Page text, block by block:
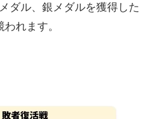
ダル、銀メダルを獲得した
れます。